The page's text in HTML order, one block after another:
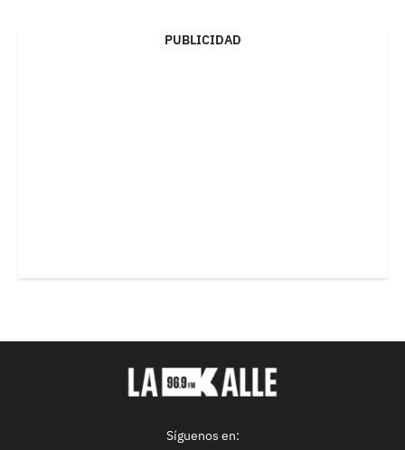
PUBLICIDAD
Síguenos en: